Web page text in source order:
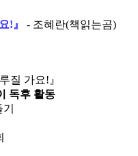
!』 - 조혜란(책읽는곰)
질 가요!』
독후 활동